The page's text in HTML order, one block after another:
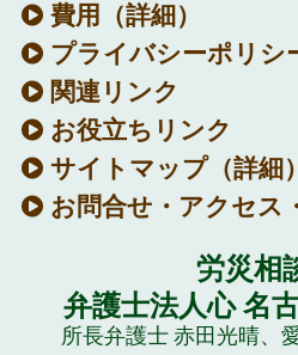
費用（詳細）
プライバシーポリシ
関連リンク
お役立ちリンク
サイトマップ（詳細）
お問合せ・アクセス
労災相
弁護士法人心 名
所長弁護士 赤田光晴、